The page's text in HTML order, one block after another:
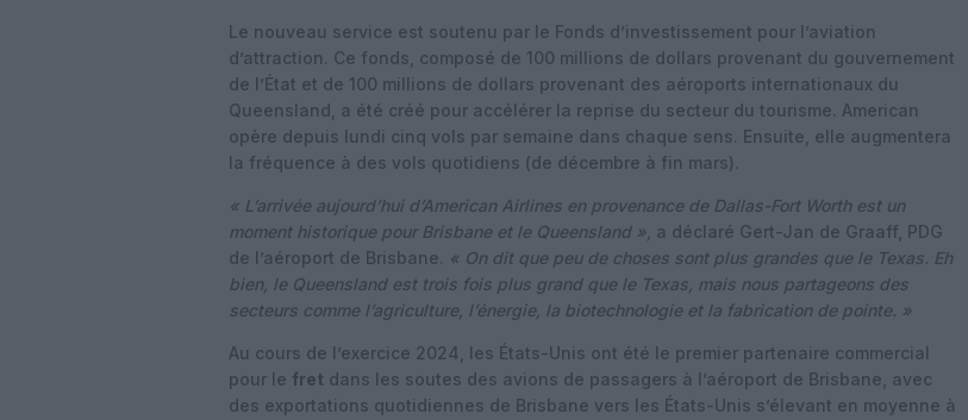
Le nouveau service est soutenu par le Fonds d’investissement pour l’aviation
d’attraction. Ce fonds, composé de 100 millions de dollars provenant du gouvernement
de l’État et de 100 millions de dollars provenant des aéroports internationaux du
Queensland, a été créé pour accélérer la reprise du secteur du tourisme. American
opère depuis lundi cinq vols par semaine dans chaque sens. Ensuite, elle augmentera
la fréquence à des vols quotidiens (de décembre à fin mars).
« L’arrivée aujourd’hui d’American Airlines en provenance de Dallas-Fort Worth est un
moment historique pour Brisbane et le Queensland », a déclaré Gert-Jan de Graaff, PDG
de l’aéroport de Brisbane. « On dit que peu de choses sont plus grandes que le Texas. Eh
bien, le Queensland est trois fois plus grand que le Texas, mais nous partageons des
secteurs comme l’agriculture, l’énergie, la biotechnologie et la fabrication de pointe. »
Au cours de l’exercice 2024, les États-Unis ont été le premier partenaire commercial
pour le fret dans les soutes des avions de passagers à l’aéroport de Brisbane, avec
des exportations quotidiennes de Brisbane vers les États-Unis s’élevant en moyenne à